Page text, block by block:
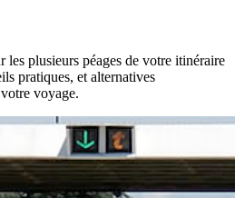
les plusieurs péages de votre itinéraire
pratiques, et alternatives
voyage.